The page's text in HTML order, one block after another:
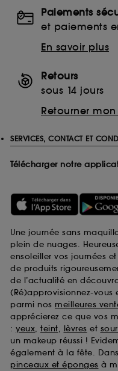
Paiements
et paiements
En savoir plus
Retours
sous 14 jours
Retourner
SERVICES, CONTACT ET
Télécharger notre
Une journée sans
plein de nuages.
ensoleiller vos journées
de produits
de l’actualité en
(Ré)approvisionnez-vous
parmi nos meilleures
apprécierez ce que vos
: yeux, teint, lèvres et
un makeup réussi !
également à la fête.
pinceaux et éponges à